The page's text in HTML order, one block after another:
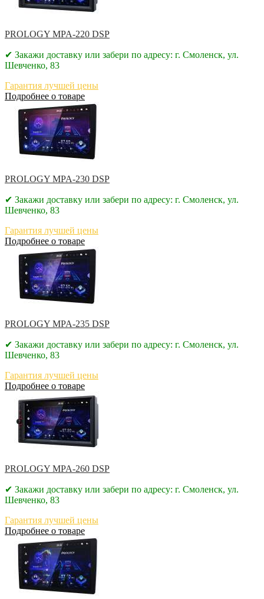
PROLOGY MPA-220 DSP
✔ Закажи доставку или забери по адресу: г. Смоленск, ул.
Шевченко, 83
Гарантия лучшей цены
Подробнее о товаре
PROLOGY MPA-230 DSP
✔ Закажи доставку или забери по адресу: г. Смоленск, ул.
Шевченко, 83
Гарантия лучшей цены
Подробнее о товаре
PROLOGY MPA-235 DSP
✔ Закажи доставку или забери по адресу: г. Смоленск, ул.
Шевченко, 83
Гарантия лучшей цены
Подробнее о товаре
PROLOGY MPA-260 DSP
✔ Закажи доставку или забери по адресу: г. Смоленск, ул.
Шевченко, 83
Гарантия лучшей цены
Подробнее о товаре